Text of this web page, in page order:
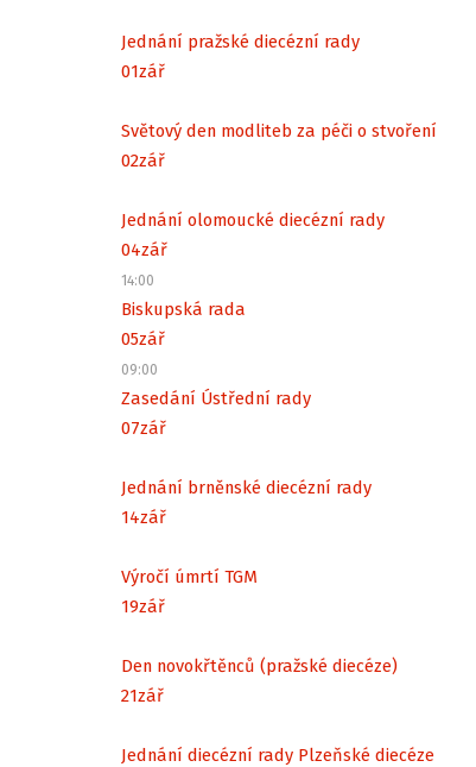
Jednání pražské diecézní rady
01zář
Světový den modliteb za péči o stvoření
02zář
Jednání olomoucké diecézní rady
04zář
14:00
Biskupská rada
05zář
09:00
Zasedání Ústřední rady
07zář
Jednání brněnské diecézní rady
14zář
Výročí úmrtí TGM
19zář
Den novokřtěnců (pražské diecéze)
21zář
Jednání diecézní rady Plzeňské diecéze